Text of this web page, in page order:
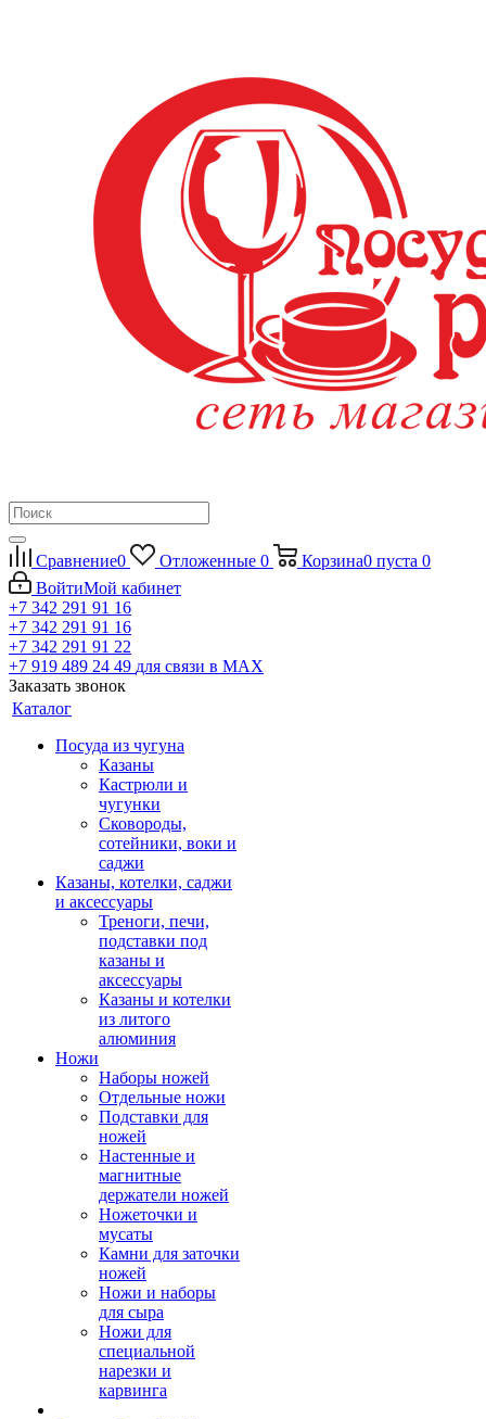
Сравнение0 Отложенные 0 Корзина0 пуста 0
ВойтиМой кабинет
+7 342 291 91 16
+7 342 291 91 16
+7 342 291 91 22
+7 919 489 24 49 для связи в МАХ
Заказать звонок
Каталог
Посуда из чугуна
Казаны
Кастрюли и
чугунки
Сковороды,
сотейники, воки и
саджи
Казаны, котелки, саджи
и аксессуары
Треноги, печи,
подставки под
казаны и
аксессуары
Казаны и котелки
из литого
алюминия
Ножи
Наборы ножей
Отдельные ножи
Подставки для
ножей
Настенные и
магнитные
держатели ножей
Ножеточки и
мусаты
Камни для заточки
ножей
Ножи и наборы
для сыра
Ножи для
специальной
нарезки и
карвинга